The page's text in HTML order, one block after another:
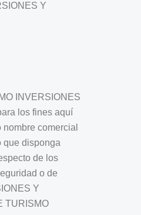
Y
INVERSIONES
los fines aquí
comercial
que disponga
de los
o de
Y
TURISMO